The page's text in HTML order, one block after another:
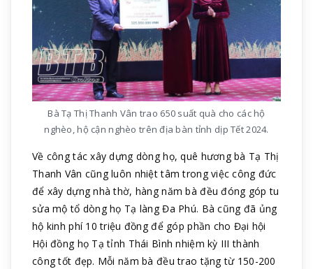
Bà Tạ Thị Thanh Vân trao 650 suất quà cho các hộ
nghèo, hộ cận nghèo trên địa bàn tỉnh dịp Tết 2024.
Về công tác xây dựng dòng họ, quê hương bà Tạ Thị
Thanh Vân cũng luôn nhiệt tâm trong việc công đức
để xây dựng nhà thờ, hàng năm bà đều đóng góp tu
sửa mộ tổ dòng họ Tạ làng Đa Phú. Bà cũng đã ủng
hộ kinh phí 10 triệu đồng để góp phần cho Đại hội
Hội đồng họ Tạ tỉnh Thái Bình nhiệm kỳ III thành
công tốt đẹp. Mỗi năm bà đều trao tặng từ 150-200